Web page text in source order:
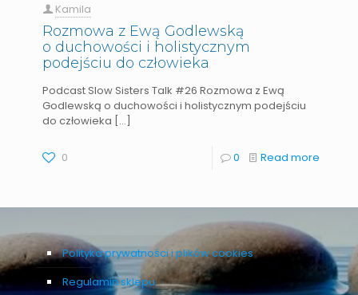
Kamila
Rozmowa z Ewą Godlewską
o duchowości i holistycznym
podejściu do człowieka
Podcast Slow Sisters Talk #26 Rozmowa z Ewą
Godlewską o duchowości i holistycznym podejściu
do człowieka​ […]
0 0 Read more
Polityka prywatności i plików cookies
Regulamin sklepu